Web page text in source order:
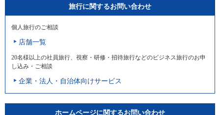
旅行に関するお問い合わせ
個人旅行のご相談
店舗一覧
20名様以上の社員旅行、視察・研修・招待旅行などのビジネス旅行のお申
し込み・ご相談
企業・法人・自治体向けサービス
ホームページに関するお問い合わせ